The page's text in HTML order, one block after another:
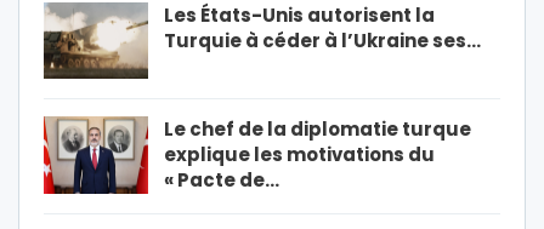
Les États-Unis autorisent la
Turquie à céder à l’Ukraine ses…
Le chef de la diplomatie turque
explique les motivations du
« Pacte de…